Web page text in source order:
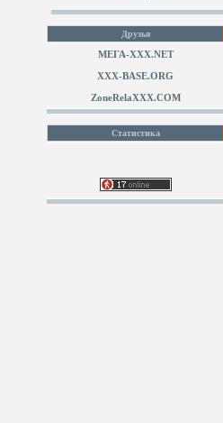
Друзья
МЕГА-ХХХ.NET
XXX-BASE.ORG
ZoneRelaXXX.COM
Статистика